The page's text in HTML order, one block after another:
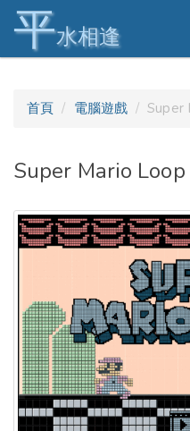
平水相逢
首頁 電腦遊戲 Super
Super Mario